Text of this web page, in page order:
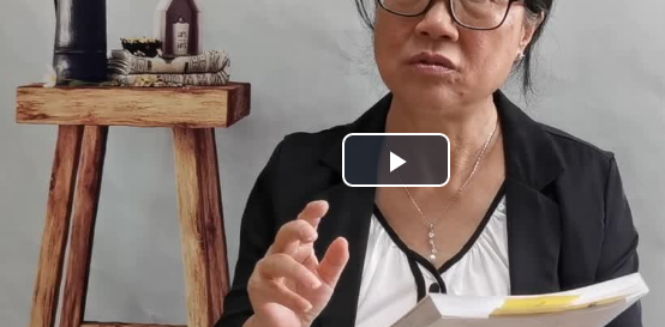
Play
Video